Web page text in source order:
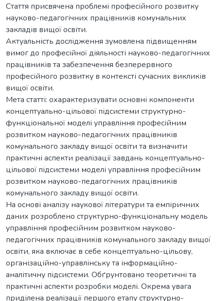
Стаття присвячена проблемі професійного розвитку
науково-педагогічних працівників комунальних
закладів вищої освіти.
Актуальність дослідження зумовлена підвищенням
вимог до професійної діяльності науково-педагогічних
працівників та забезпечення безперервного
професійного розвитку в контексті сучасних викликів
вищої освіти.
Мета статті: охарактеризувати основні компоненти
концептуально-цільової підсистеми структурно-
функціональної моделі управління професійним
розвитком науково-педагогічних працівників
комунального закладу вищої освіти та визначити
практичні аспекти реалізації завдань концептуально-
цільової підсистеми моделі управління професійним
розвитком науково-педагогічних працівників
комунального закладу вищої освіти.
На основі аналізу наукової літератури та емпіричних
даних розроблено структурно-функціональну модель
управління професійним розвитком науково-
педагогічних працівників комунального закладу вищої
освіти, яка включає в себе концептуально-цільову,
організаційно-управлінську та інформаційно-
аналітичну підсистеми. Обґрунтовано теоретичні та
практичні аспекти розробки моделі. Окрема увага
приділена реалізації першого етапу структурно-